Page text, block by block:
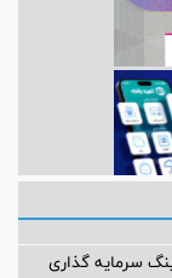
سرمایه گذاری